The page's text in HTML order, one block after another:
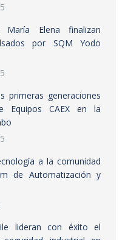
María Elena finalizan
por SQM Yodo
primeras generaciones
Equipos CAEX en la
a la comunidad
de Automatización y
lideran con éxito el